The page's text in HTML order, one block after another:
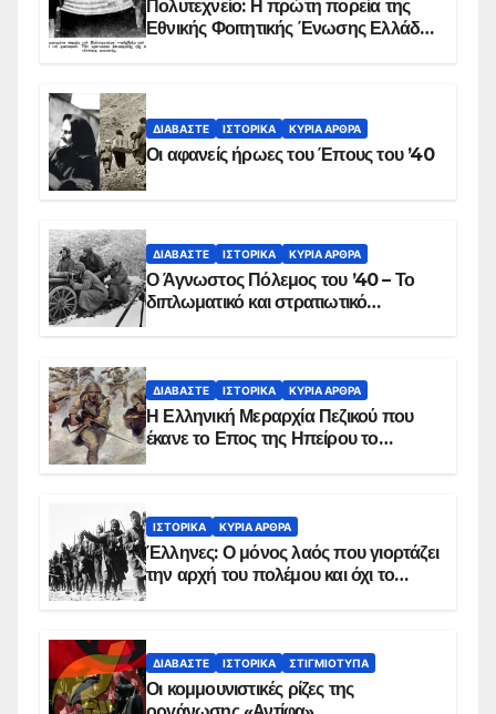
Πολυτεχνείο: Η πρώτη πορεία της
Εθνικής Φοιτητικής Ένωσης Ελλάδος
ΔΙΑΒΆΣΤΕ ΙΣΤΟΡΙΚΆ ΚΥΡΙΑ ΑΡΘΡΑ
Οι αφανείς ήρωες του Έπους του ’40
ΔΙΑΒΆΣΤΕ ΙΣΤΟΡΙΚΆ ΚΥΡΙΑ ΑΡΘΡΑ
Ο Άγνωστος Πόλεμος του ’40 – Το
διπλωματικό και στρατιωτικό
ΔΙΑΒΆΣΤΕ ΙΣΤΟΡΙΚΆ ΚΥΡΙΑ ΑΡΘΡΑ
Η Ελληνική Μεραρχία Πεζικού που
έκανε το Επος της Ηπείρου το
ΙΣΤΟΡΙΚΆ ΚΥΡΙΑ ΑΡΘΡΑ
Έλληνες: Ο μόνος λαός που γιορτάζει
την αρχή του πολέμου και όχι το
ΔΙΑΒΆΣΤΕ ΙΣΤΟΡΙΚΆ ΣΤΙΓΜΙΌΤΥΠΑ
Οι κομμουνιστικές ρίζες της